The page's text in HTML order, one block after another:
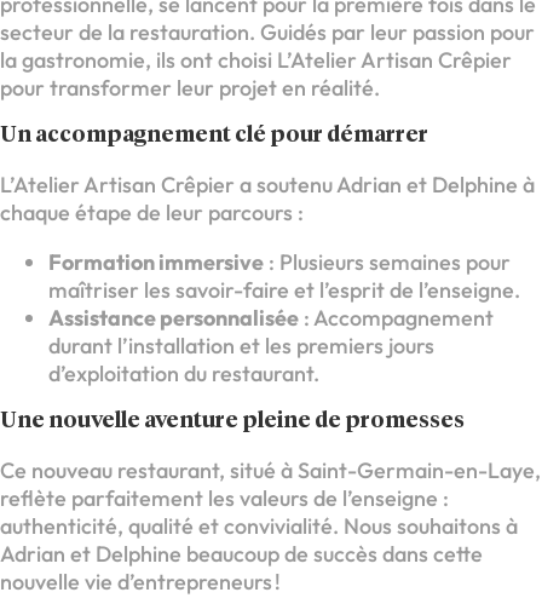
secteur de la restauration. Guidés par leur passion pour
la gastronomie, ils ont choisi L’Atelier Artisan Crêpier
pour transformer leur projet en réalité.
Un accompagnement clé pour démarrer
L’Atelier Artisan Crêpier a soutenu Adrian et Delphine à
chaque étape de leur parcours :
Formation immersive : Plusieurs semaines pour
maîtriser les savoir-faire et l’esprit de l’enseigne.
Assistance personnalisée : Accompagnement
durant l’installation et les premiers jours
d’exploitation du restaurant.
Une nouvelle aventure pleine de promesses
Ce nouveau restaurant, situé à Saint-Germain-en-Laye,
reflète parfaitement les valeurs de l’enseigne :
authenticité, qualité et convivialité. Nous souhaitons à
Adrian et Delphine beaucoup de succès dans cette
nouvelle vie d’entrepreneurs !